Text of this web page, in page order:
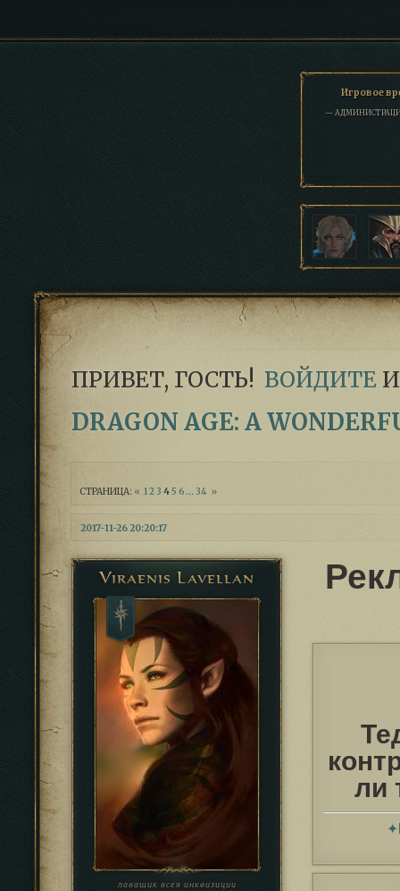
Игровое
—
ПРИВЕТ, ГОСТЬ! ВОЙДИТЕ
DRAGON AGE: A
СТРАНИЦА: « 12 3 45 6 … 34 »
2017-11-26 20:20:17
Viraenis Lavellan
лавашик всея инквизиции
ли
✦